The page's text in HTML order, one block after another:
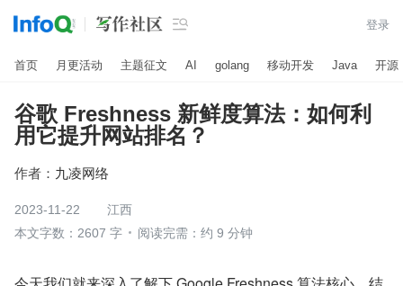
 登录
首页 月更活动 主题征文 AI golang 移动开发 Java 开源
谷歌 Freshness 新鲜度算法：如何利
用它提升网站排名？
作者： 九凌网络
2023-11-22
江西
本文字数：2607 字
阅读完需：约 9 分钟